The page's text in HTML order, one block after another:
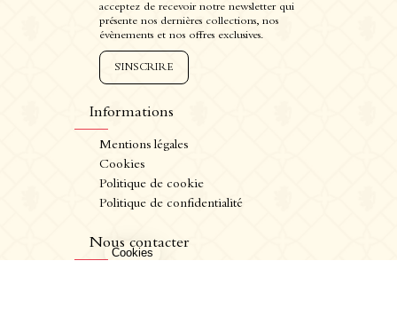
CRÉATION VINIUM
acceptez de recevoir notre newsletter qui
présente nos dernières collections, nos
évènements et nos offres exclusives.
S'INSCRIRE
Informations
Mentions légales
Cookies
Politique de cookie
Politique de confidentialité
Nous contacter